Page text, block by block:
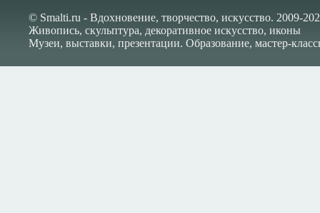
© Smalti.ru - Вдохновение, творчество, искусство. 2009-
Живопись, скульптура, декоративное искусство, иконы
Музеи, выставки, презентации. Образование, мастер-